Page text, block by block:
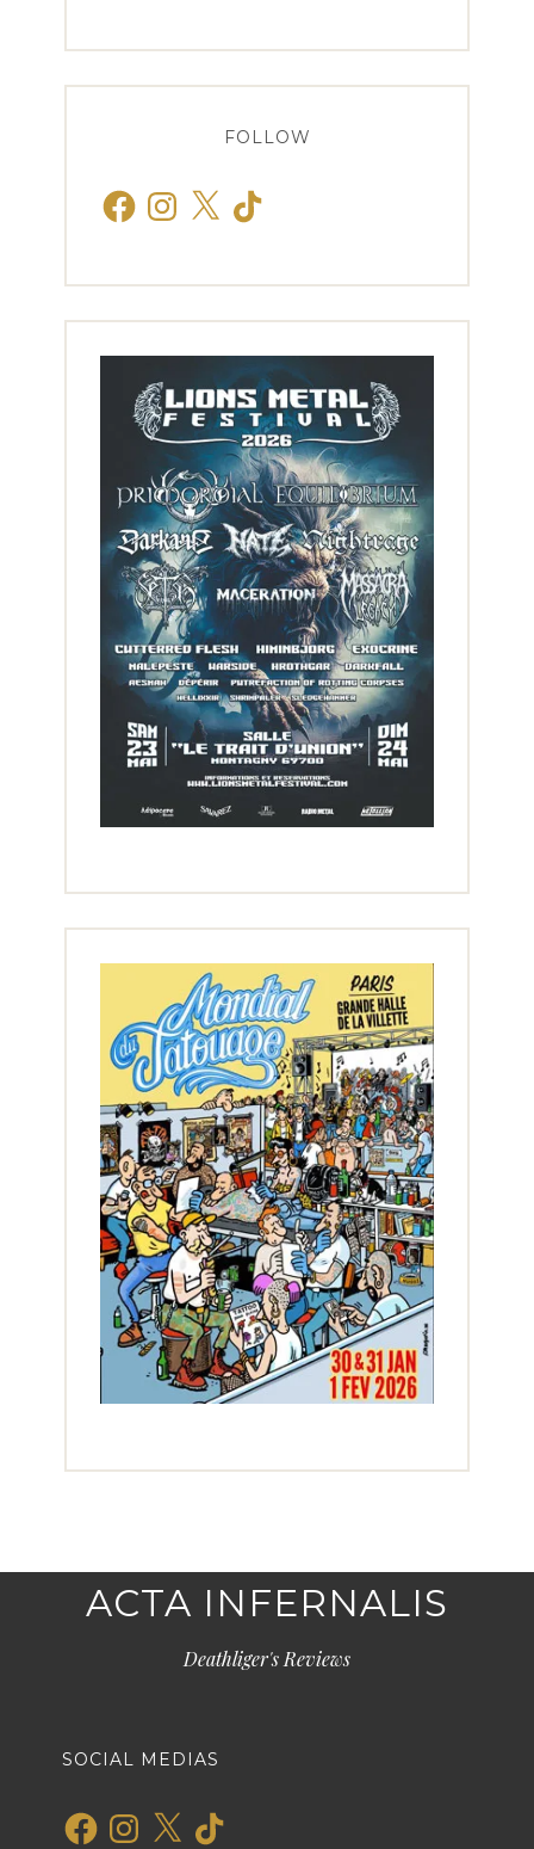
FOLLOW
FacebookInstagram
X TikTok
ACTA INFERNALIS
Deathliger's Reviews
SOCIAL MEDIAS
FacebookInstagram
X TikTok